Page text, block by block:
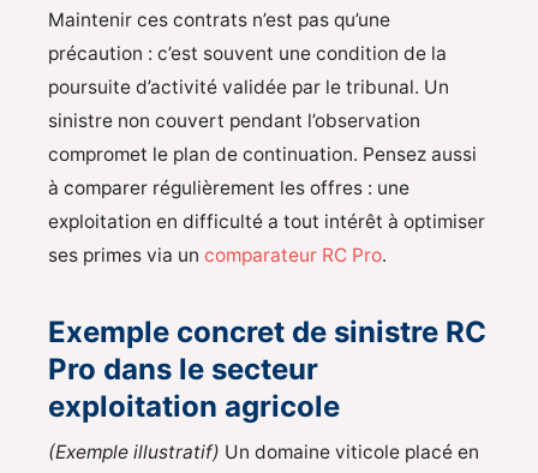
Maintenir ces contrats n’est pas qu’une
précaution : c’est souvent une condition de la
poursuite d’activité validée par le tribunal. Un
sinistre non couvert pendant l’observation
compromet le plan de continuation. Pensez aussi
à comparer régulièrement les offres : une
exploitation en difficulté a tout intérêt à optimiser
ses primes via un comparateur RC Pro.
Exemple concret de sinistre RC
Pro dans le secteur
exploitation agricole
(Exemple illustratif) Un domaine viticole placé en